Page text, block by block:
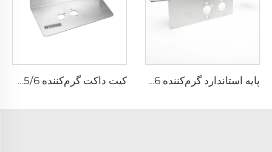
پایه استاندارد گرم‌کننده T5/6 کیت داکت گرم‌کننده T5/6 - سفارشی‌سازی شده برای کیت‌های داکت هوا